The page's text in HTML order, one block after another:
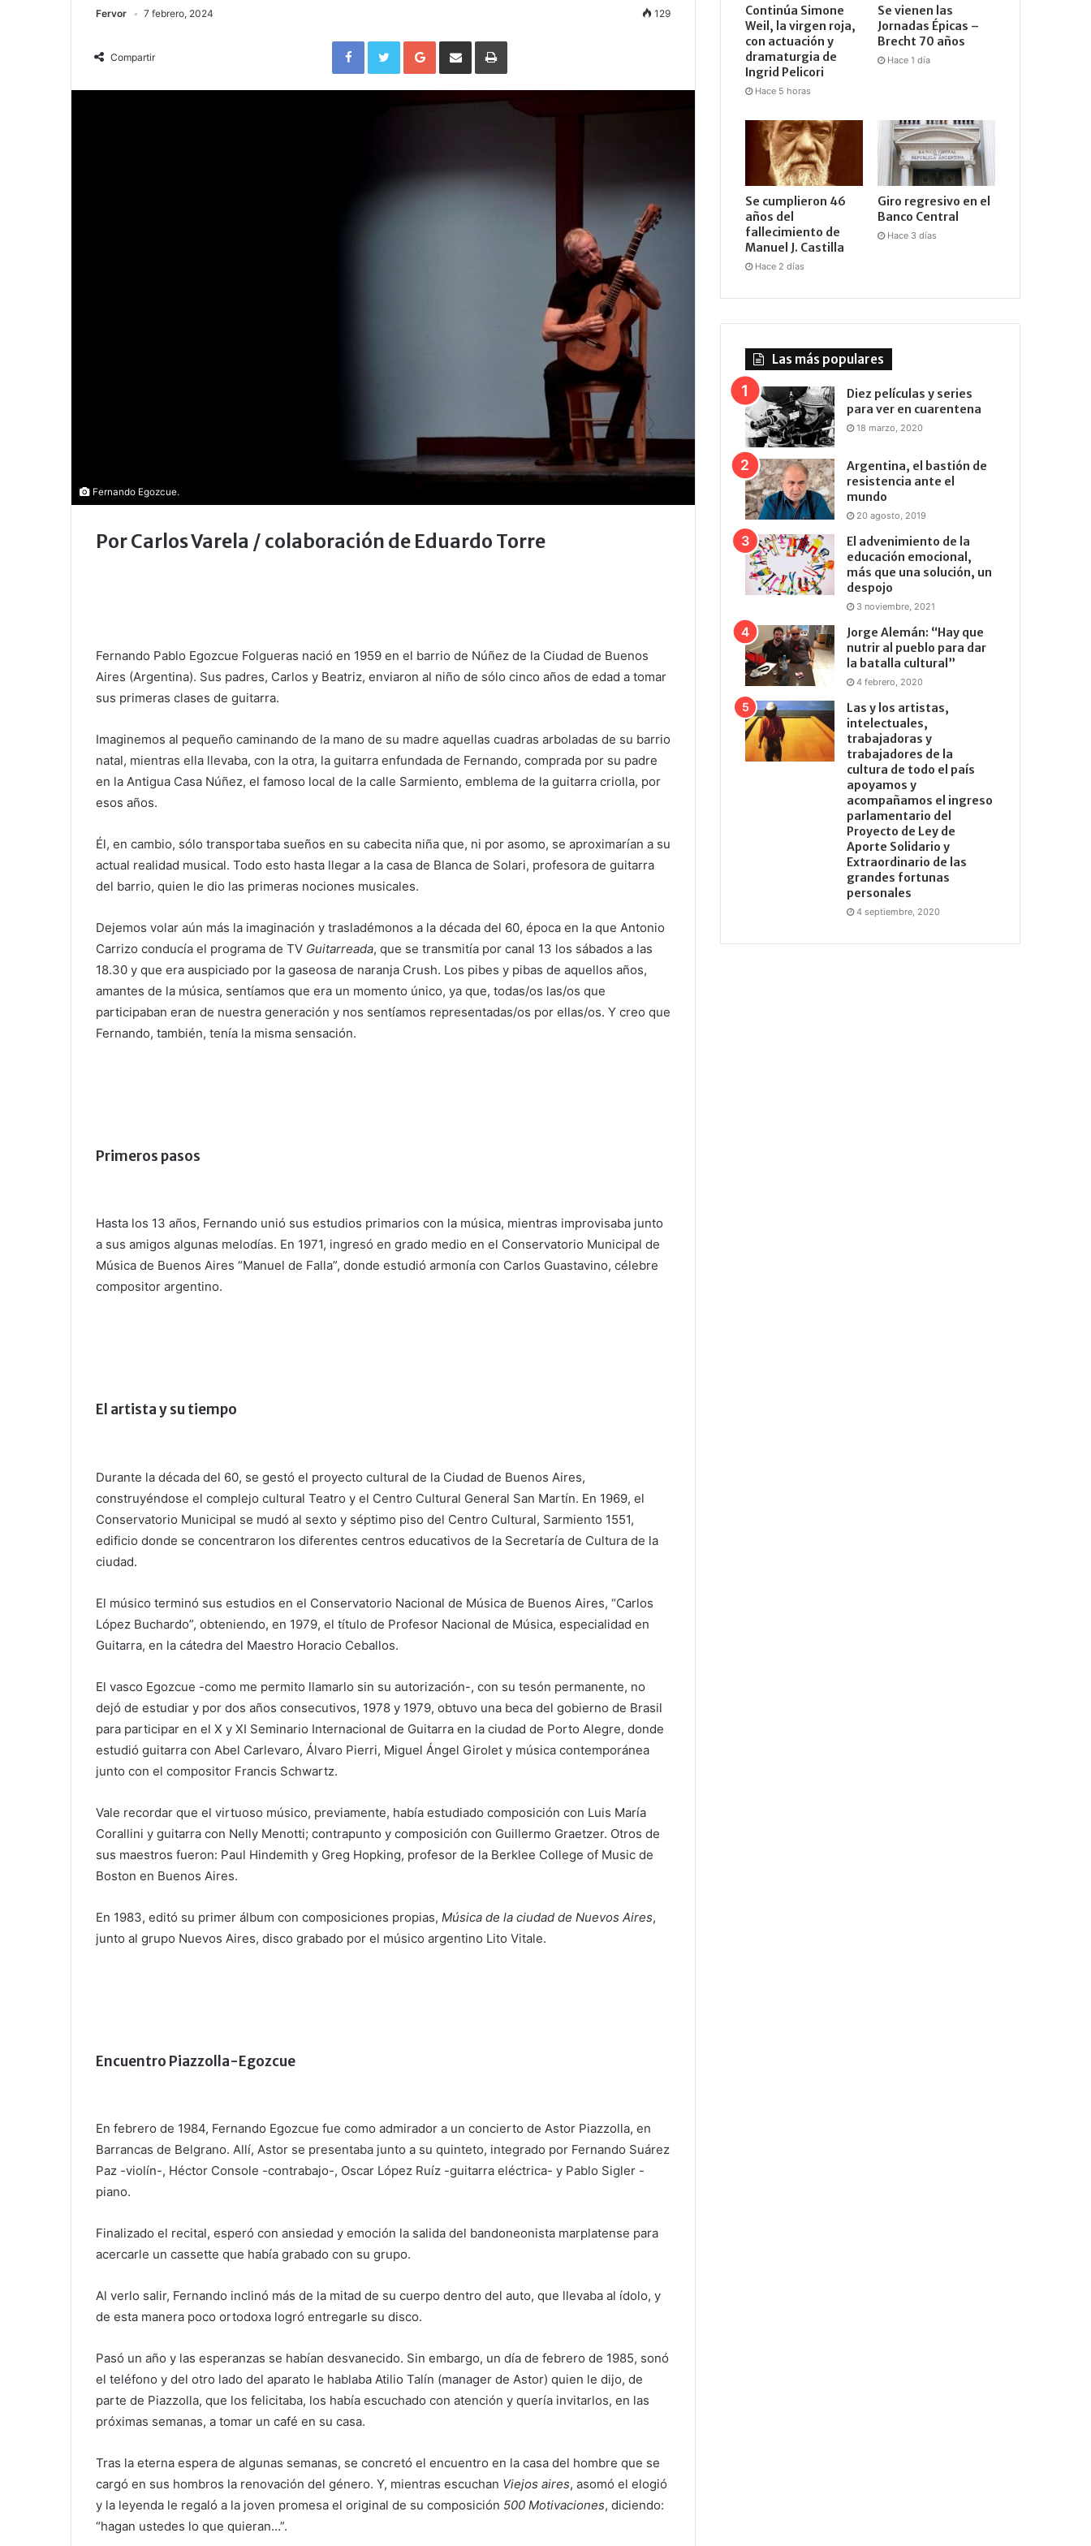
Fervor 7 febrero, 2024 129
Compartir
FacebookTwitterGoogle+Compartir por correo electrónicoImprimir
Fernando Egozcue.
Por Carlos Varela / colaboración de Eduardo Torre
Fernando Pablo Egozcue Folgueras nació en 1959 en el barrio de Núñez de la Ciudad de Buenos
Aires (Argentina). Sus padres, Carlos y Beatriz, enviaron al niño de sólo cinco años de edad a tomar
sus primeras clases de guitarra.
Imaginemos al pequeño caminando de la mano de su madre aquellas cuadras arboladas de su barrio
natal, mientras ella llevaba, con la otra, la guitarra enfundada de Fernando, comprada por su padre
en la Antigua Casa Núñez, el famoso local de la calle Sarmiento, emblema de la guitarra criolla, por
esos años.
Él, en cambio, sólo transportaba sueños en su cabecita niña que, ni por asomo, se aproximarían a su
actual realidad musical. Todo esto hasta llegar a la casa de Blanca de Solari, profesora de guitarra
del barrio, quien le dio las primeras nociones musicales.
Dejemos volar aún más la imaginación y trasladémonos a la década del 60, época en la que Antonio
Carrizo conducía el programa de TV Guitarreada, que se transmitía por canal 13 los sábados a las
18.30 y que era auspiciado por la gaseosa de naranja Crush. Los pibes y pibas de aquellos años,
amantes de la música, sentíamos que era un momento único, ya que, todas/os las/os que
participaban eran de nuestra generación y nos sentíamos representadas/os por ellas/os. Y creo que
Fernando, también, tenía la misma sensación.
Primeros pasos
Hasta los 13 años, Fernando unió sus estudios primarios con la música, mientras improvisaba junto
a sus amigos algunas melodías. En 1971, ingresó en grado medio en el Conservatorio Municipal de
Música de Buenos Aires “Manuel de Falla”, donde estudió armonía con Carlos Guastavino, célebre
compositor argentino.
El artista y su tiempo
Durante la década del 60, se gestó el proyecto cultural de la Ciudad de Buenos Aires,
construyéndose el complejo cultural Teatro y el Centro Cultural General San Martín. En 1969, el
Conservatorio Municipal se mudó al sexto y séptimo piso del Centro Cultural, Sarmiento 1551,
edificio donde se concentraron los diferentes centros educativos de la Secretaría de Cultura de la
ciudad.
El músico terminó sus estudios en el Conservatorio Nacional de Música de Buenos Aires, “Carlos
López Buchardo”, obteniendo, en 1979, el título de Profesor Nacional de Música, especialidad en
Guitarra, en la cátedra del Maestro Horacio Ceballos.
El vasco Egozcue -como me permito llamarlo sin su autorización-, con su tesón permanente, no
dejó de estudiar y por dos años consecutivos, 1978 y 1979, obtuvo una beca del gobierno de Brasil
para participar en el X y XI Seminario Internacional de Guitarra en la ciudad de Porto Alegre, donde
estudió guitarra con Abel Carlevaro, Álvaro Pierri, Miguel Ángel Girolet y música contemporánea
junto con el compositor Francis Schwartz.
Vale recordar que el virtuoso músico, previamente, había estudiado composición con Luis María
Corallini y guitarra con Nelly Menotti; contrapunto y composición con Guillermo Graetzer. Otros de
sus maestros fueron: Paul Hindemith y Greg Hopking, profesor de la Berklee College of Music de
Boston en Buenos Aires.
En 1983, editó su primer álbum con composiciones propias, Música de la ciudad de Nuevos Aires,
junto al grupo Nuevos Aires, disco grabado por el músico argentino Lito Vitale.
Encuentro Piazzolla-Egozcue
En febrero de 1984, Fernando Egozcue fue como admirador a un concierto de Astor Piazzolla, en
Barrancas de Belgrano. Allí, Astor se presentaba junto a su quinteto, integrado por Fernando Suárez
Paz -violín-, Héctor Console -contrabajo-, Oscar López Ruíz -guitarra eléctrica- y Pablo Sigler -
piano.
Finalizado el recital, esperó con ansiedad y emoción la salida del bandoneonista marplatense para
acercarle un cassette que había grabado con su grupo.
Al verlo salir, Fernando inclinó más de la mitad de su cuerpo dentro del auto, que llevaba al ídolo, y
de esta manera poco ortodoxa logró entregarle su disco.
Pasó un año y las esperanzas se habían desvanecido. Sin embargo, un día de febrero de 1985, sonó
el teléfono y del otro lado del aparato le hablaba Atilio Talín (manager de Astor) quien le dijo, de
parte de Piazzolla, que los felicitaba, los había escuchado con atención y quería invitarlos, en las
próximas semanas, a tomar un café en su casa.
Tras la eterna espera de algunas semanas, se concretó el encuentro en la casa del hombre que se
cargó en sus hombros la renovación del género. Y, mientras escuchan Viejos aires, asomó el elogió
y la leyenda le regaló a la joven promesa el original de su composición 500 Motivaciones, diciendo:
“hagan ustedes lo que quieran…”.
Continúa Simone
Weil, la virgen roja,
con actuación y
dramaturgia de
Ingrid Pelicori
Hace 5 horas
Se vienen las
Jornadas Épicas –
Brecht 70 años
Hace 1 día
Se cumplieron 46
años del
fallecimiento de
Manuel J. Castilla
Hace 2 días
Giro regresivo en el
Banco Central
Hace 3 días
Las más populares
Diez películas y series
para ver en cuarentena
18 marzo, 2020
Argentina, el bastión de
resistencia ante el
mundo
20 agosto, 2019
El advenimiento de la
educación emocional,
más que una solución, un
despojo
3 noviembre, 2021
Jorge Alemán: “Hay que
nutrir al pueblo para dar
la batalla cultural”
4 febrero, 2020
Las y los artistas,
intelectuales,
trabajadoras y
trabajadores de la
cultura de todo el país
apoyamos y
acompañamos el ingreso
parlamentario del
Proyecto de Ley de
Aporte Solidario y
Extraordinario de las
grandes fortunas
personales
4 septiembre, 2020